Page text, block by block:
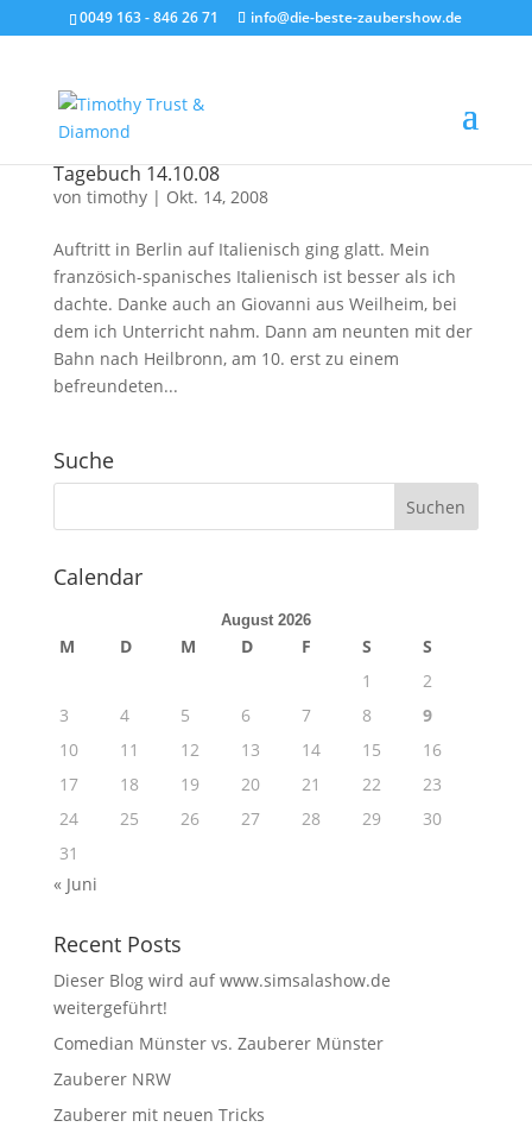
0049 163 - 846 26 71 info@die-beste-zaubershow.de
Tagebuch 14.10.08
von timothy| Okt. 14, 2008
Auftritt in Berlin auf Italienisch ging glatt. Mein
französich-spanisches Italienisch ist besser als ich
dachte. Danke auch an Giovanni aus Weilheim, bei
dem ich Unterricht nahm. Dann am neunten mit der
Bahn nach Heilbronn, am 10. erst zu einem
befreundeten...
Suche
Calendar
August 2026
M D M D F S
S
1
2
3
4 5 6 7 8
9
10
11 12 13 14 15
16
17
18 19 20 21 22
23
24
25 26 27 28 29
30
31
« Juni
Recent Posts
Dieser Blog wird auf www.simsalashow.de
weitergeführt!
Comedian Münster vs. Zauberer Münster
Zauberer NRW
Zauberer mit neuen Tricks